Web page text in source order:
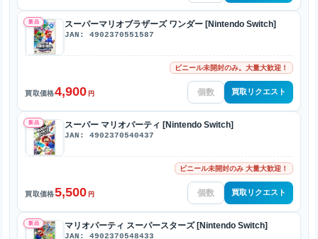
新品 スーパーマリオブラザーズ ワンダー [Nintendo Switch]
JAN: 4902370551587
ビニール未開封のみ。大量大歓迎！
買取価格4,900 円 買取リクエスト
新品 スーパー マリオパーティ [Nintendo Switch]
JAN: 4902370540437
ビニール未開封のみ 大量大歓迎！
買取価格5,500 円 買取リクエスト
新品 マリオパーティ スーパースターズ [Nintendo Switch]
JAN: 4902370548433